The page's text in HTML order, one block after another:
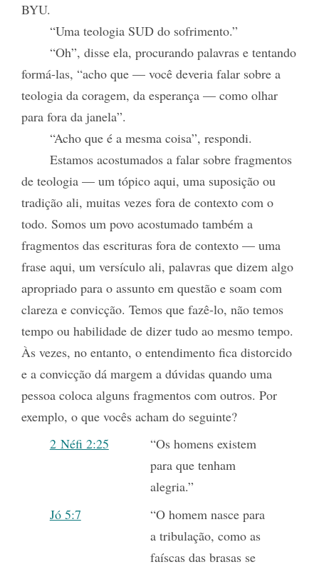
BYU.
“Uma teologia SUD do sofrimento.”
“Oh”, disse ela, procurando palavras e tentando
formá-las, “acho que — você deveria falar sobre a
teologia da coragem, da esperança — como olhar
para fora da janela”.
“Acho que é a mesma coisa”, respondi.
Estamos acostumados a falar sobre fragmentos
de teologia — um tópico aqui, uma suposição ou
tradição ali, muitas vezes fora de contexto com o
todo. Somos um povo acostumado também a
fragmentos das escrituras fora de contexto — uma
frase aqui, um versículo ali, palavras que dizem algo
apropriado para o assunto em questão e soam com
clareza e convicção. Temos que fazê-lo, não temos
tempo ou habilidade de dizer tudo ao mesmo tempo.
Às vezes, no entanto, o entendimento fica distorcido
e a convicção dá margem a dúvidas quando uma
pessoa coloca alguns fragmentos com outros. Por
exemplo, o que vocês acham do seguinte?
2 Néfi 2:25
“Os homens existem
para que tenham
alegria.”
Jó 5:7
“O homem nasce para
a tribulação, como as
faíscas das brasas se